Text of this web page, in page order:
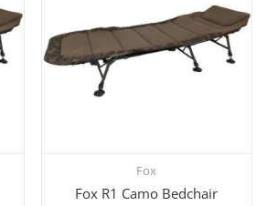
Schnellkauf
Fox
Fox R1 Camo Bedchair